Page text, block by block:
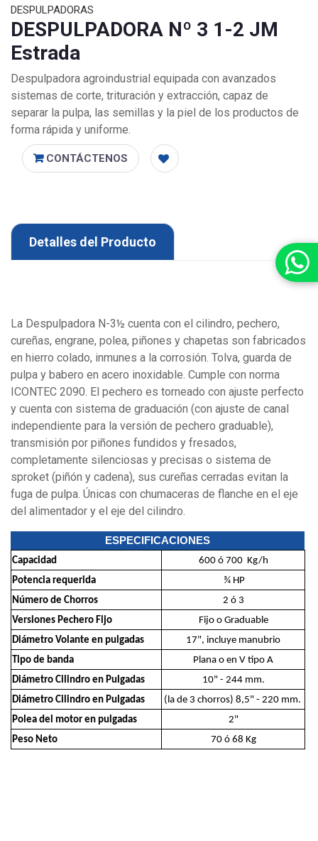
DESPULPADORAS
DESPULPADORA Nº 3 1-2 JM
Estrada
Despulpadora agroindustrial equipada con avanzados
sistemas de corte, trituración y extracción, capaz de
separar la pulpa, las semillas y la piel de los productos de
forma rápida y uniforme.
CONTÁCTENOS
Detalles del Producto
La Despulpadora N-3½ cuenta con el cilindro, pechero,
cureñas, engrane, polea, piñones y chapetas son fabricados
en hierro colado, inmunes a la corrosión. Tolva, guarda de
pulpa y babero en acero inoxidable. Cumple con norma
ICONTEC 2090. El pechero es torneado con ajuste perfecto
y cuenta con sistema de graduación (con ajuste de canal
independiente para la versión de pechero graduable),
transmisión por piñones fundidos y fresados,
completamente silenciosas y precisas o sistema de
sproket (piñón y cadena), sus cureñas cerradas evitan la
fuga de pulpa. Únicas con chumaceras de flanche en el eje
del alimentador y el eje del cilindro.
ESPECIFICACIONES
Capacidad
600 ó 700 Kg/h
Potencia requerida
¾ HP
Número de Chorros
2 ó 3
Versiones Pechero Fijo
Fijo o Graduable
Diámetro Volante en pulgadas
17", incluye manubrio
Tipo de banda
Plana o en V tipo A
Diámetro Cilindro en Pulgadas
10" - 244 mm.
Diámetro Cilindro en Pulgadas
(la de 3 chorros) 8,5" - 220 mm.
Polea del motor en pulgadas
2"
Peso Neto
70 ó 68 Kg